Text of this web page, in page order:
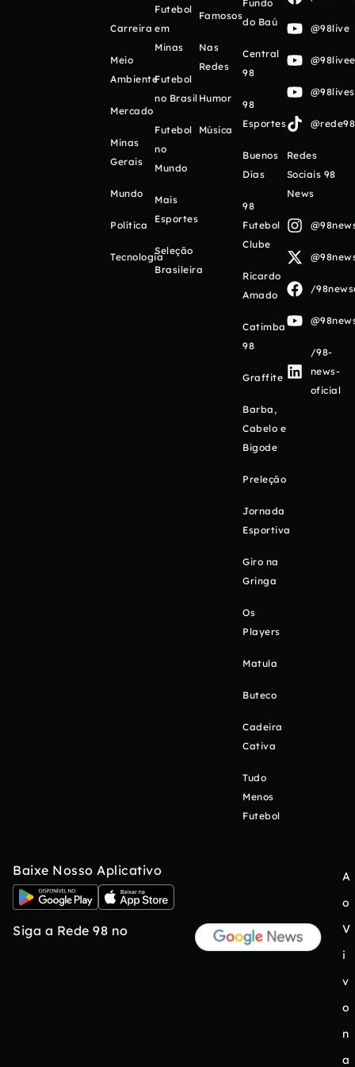
Carreira
Meio
Ambiente
Mercado
Minas
Gerais
Mundo
Política
Tecnologia
Futebol
em
Minas
Futebol
no Brasil
Futebol
no
Mundo
Mais
Esportes
Seleção
Brasileira
Famosos
Nas
Redes
Humor
Música
Fundo
do Baú
Central
98
98
Esportes
Buenos
Días
98
Futebol
Clube
Ricardo
Amado
Catimba
98
Graffite
Barba,
Cabelo e
Bigode
Preleção
Jornada
Esportiva
Giro na
Gringa
Os
Players
Matula
Buteco
Cadeira
Cativa
Tudo
Menos
Futebol
@98live
Redes
Sociais 98
News
/
/98-
news-
oficial
Baixe Nosso Aplicativo
Siga a Rede 98 no
A
o
V
i
v
o
n
a